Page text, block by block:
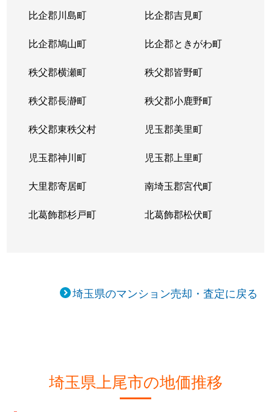
比企郡川島町 比企郡吉見町
比企郡鳩山町 比企郡ときがわ町
秩父郡横瀬町 秩父郡皆野町
秩父郡長瀞町 秩父郡小鹿野町
秩父郡東秩父村 児玉郡美里町
児玉郡神川町 児玉郡上里町
大里郡寄居町 南埼玉郡宮代町
北葛飾郡杉戸町 北葛飾郡松伏町
埼玉県のマンション売却・査定に戻る
埼玉県上尾市の地価推移